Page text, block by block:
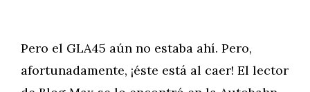
Pero el GLA45 aún no estaba ahí. Pero,
afortunadamente, ¡éste está al caer! El lector